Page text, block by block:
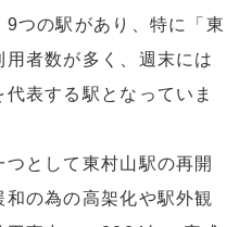
9つの駅があり、特に「東
者数が多く、週末には
表する駅となっていま
として東村山駅の再開
の為の高架化や駅外観